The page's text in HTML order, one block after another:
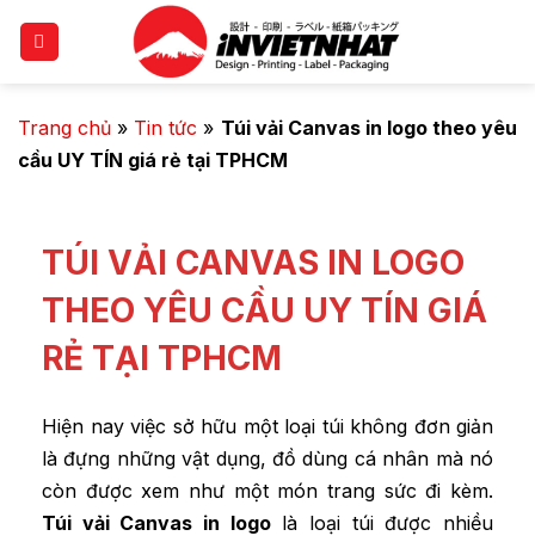
Trang chủ » Tin tức » Túi vải Canvas in logo theo yêu
cầu UY TÍN giá rẻ tại TPHCM
TÚI VẢI CANVAS IN LOGO
THEO YÊU CẦU UY TÍN GIÁ
RẺ TẠI TPHCM
Hiện nay việc sở hữu một loại túi không đơn giản
là đựng những vật dụng, đồ dùng cá nhân mà nó
còn được xem như một món trang sức đi kèm.
Túi vải Canvas in logolà loại túi được nhiều